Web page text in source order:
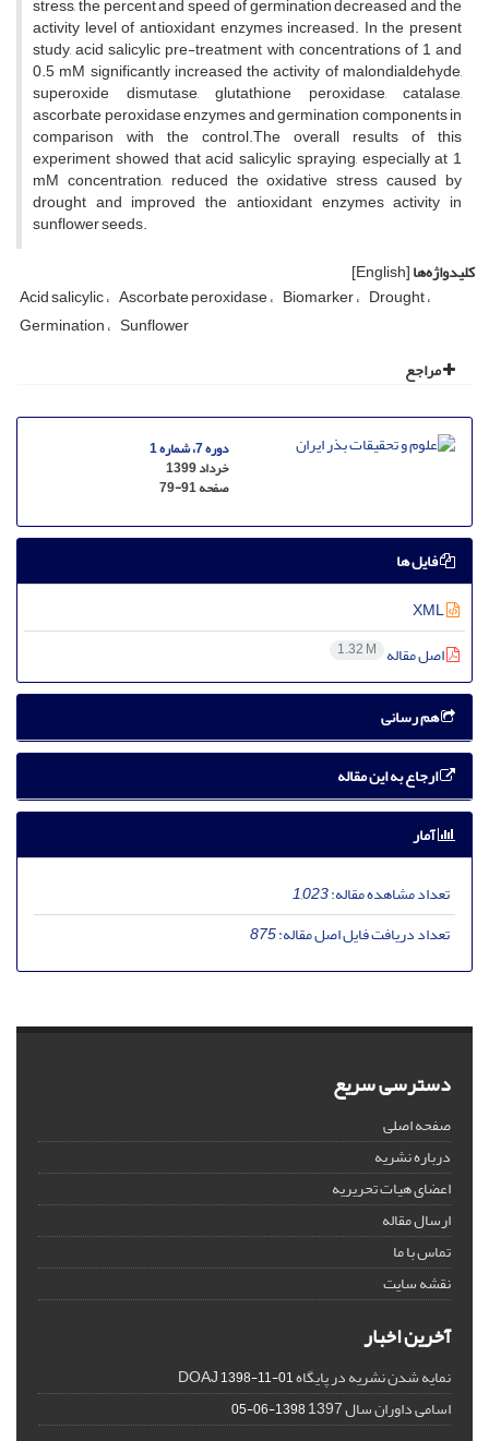
stress, the percent and speed of germination decreased and the
activity level of antioxidant enzymes increased. In the present
study, acid salicylic pre-treatment with concentrations of 1 and
0.5 mM significantly increased the activity of malondialdehyde,
superoxide dismutase, glutathione peroxidase, catalase,
ascorbate peroxidase enzymes and germination components in
comparison with the control.The overall results of this
experiment showed that acid salicylic spraying, especially at 1
mM concentration, reduced the oxidative stress caused by
drought and improved the antioxidant enzymes activity in
sunflower seeds.
کلیدواژه‌ها[English]
Acid salicylic Ascorbate peroxidase Biomarker Drought
Germination Sunflower
مراجع
دوره 7، شماره 1
خرداد 1399
صفحه79-91
فایل ها
اصل مقاله 1.32 M
هم رسانی
ارجاع به این مقاله
آمار
تعداد مشاهده مقاله:1,023
تعداد دریافت فایل اصل مقاله:875
دسترسی سریع
صفحه اصلی
درباره نشریه
اعضای هیات تحریریه
ارسال مقاله
تماس با ما
نقشه سایت
آخرین اخبار
نمایه شدن نشریه در پایگاه DOAJ1398-11-01
اسامی داوران سال 1397 1398-06-05